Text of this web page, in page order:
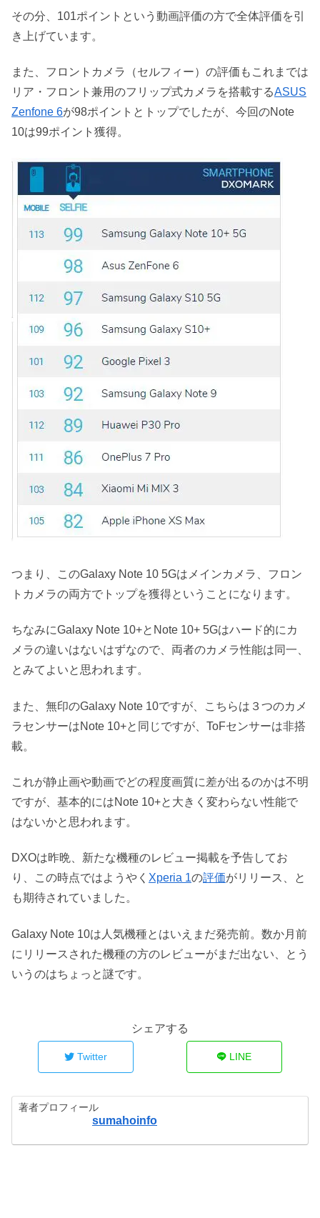
その分、101ポイントという動画評価の方で全体評価を引
き上げています。
また、フロントカメラ（セルフィー）の評価もこれまでは
リア・フロント兼用のフリップ式カメラを搭載するASUS
Zenfone 6が98ポイントとトップでしたが、今回のNote
10は99ポイント獲得。
つまり、このGalaxy Note 10 5Gはメインカメラ、フロン
トカメラの両方でトップを獲得ということになります。
ちなみにGalaxy Note 10+とNote 10+ 5Gはハード的にカ
メラの違いはないはずなので、両者のカメラ性能は同一、
とみてよいと思われます。
また、無印のGalaxy Note 10ですが、こちらは３つのカメ
ラセンサーはNote 10+と同じですが、ToFセンサーは非搭
載。
これが静止画や動画でどの程度画質に差が出るのかは不明
ですが、基本的にはNote 10+と大きく変わらない性能で
はないかと思われます。
DXOは昨晩、新たな機種のレビュー掲載を予告してお
り、この時点ではようやく Xperia 1の評価がリリース、と
も期待されていました。
Galaxy Note 10は人気機種とはいえまだ発売前。数か月前
にリリースされた機種の方のレビューがまだ出ない、とう
いうのはちょっと謎です。
シェアする
Twitter LINE
著者プロフィール
sumahoinfo